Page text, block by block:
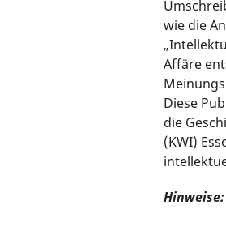
wie die
Affäre
Diese
die
(KWI)
Hinweise: